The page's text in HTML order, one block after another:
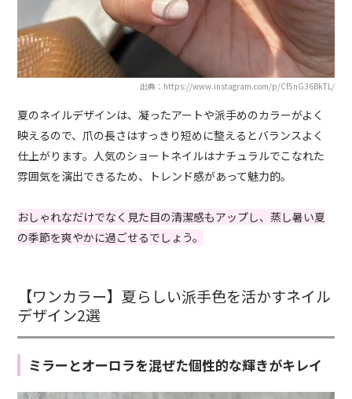
出典：https://www.instagram.com/p/Cf5nG36BkTL/
夏のネイルデザインは、凝ったアートや派手めのカラーがよく
映えるので、爪の長さはすっきり短めに整えるとバランスよく
仕上がります。人気のショートネイルはナチュラルでこなれた
雰囲気を演出できるため、トレンド感があって魅力的。
おしゃれなだけでなく見た目の清潔感もアップし、蒸し暑い夏
の季節を爽やかに過ごせるでしょう。
【ワンカラー】夏らしい派手色を活かすネイル
デザイン2選
ミラーとオーロラを混ぜた個性的な輝きがキレイ